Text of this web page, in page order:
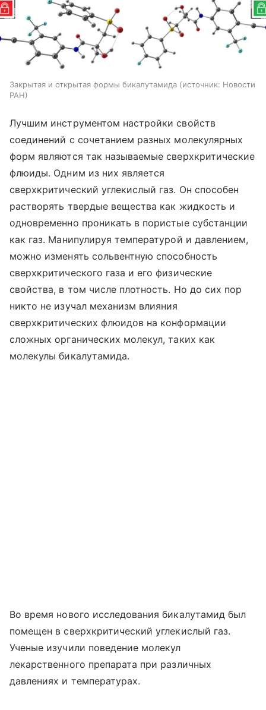
Закрытая и открытая формы бикалутамида источник: Новости
РАН
Лучшим инструментом настройки свойств
соединений с сочетанием разных молекулярных
форм являются так называемые сверхкритические
флюиды. Одним из них является
сверхкритический углекислый газ. Он способен
растворять твердые вещества как жидкость и
одновременно проникать в пористые субстанции
как газ. Манипулируя температурой и давлением,
можно изменять сольвентную способность
сверхкритического газа и его физические
свойства, в том числе плотность. Но до сих пор
никто не изучал механизм влияния
сверхкритических флюидов на конформации
сложных органических молекул, таких как
молекулы бикалутамида.
Во время нового исследования бикалутамид был
помещен в сверхкритический углекислый газ.
Ученые изучили поведение молекул
лекарственного препарата при различных
давлениях и температурах.